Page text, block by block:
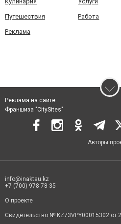
Путешествия Работа
Реклама
Реклама на сайте
Франшиза "CitySites"
Авторы
info@inaktau.kz
+7 (700) 978 78 35
О проекте
Свидетельство № KZ73VPY00015302 от